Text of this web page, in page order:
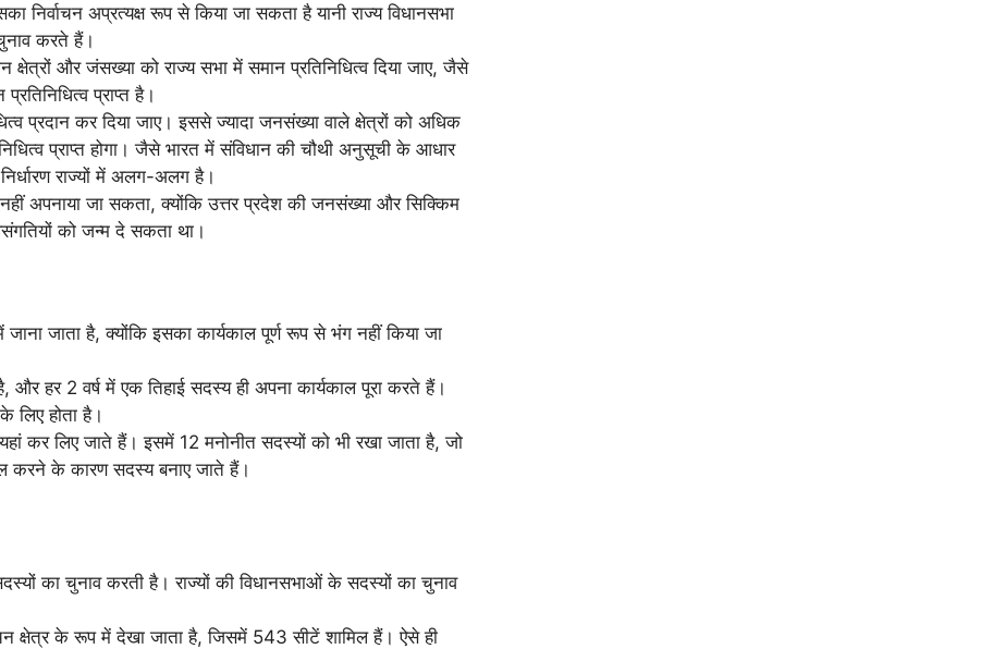
निर्वाचन अप्रत्यक्ष रूप से किया जा सकता है यानी राज्य विधानसभा
करते हैं।
क्षेत्रों और जंसख्या को राज्य सभा में समान प्रतिनिधित्व दिया जाए, जैसे
प्राप्त है।
प्रदान कर दिया जाए। इससे ज्यादा जनसंख्या वाले क्षेत्रों को अधिक
प्राप्त होगा। जैसे भारत में संविधान की चौथी अनुसूची के आधार
राज्यों में अलग-अलग है।
नहीं अपनाया जा सकता, क्योंकि उत्तर प्रदेश की जनसंख्या और सिक्किम
को जन्म दे सकता था।
जाता है, क्योंकि इसका कार्यकाल पूर्ण रूप से भंग नहीं किया जा
और हर 2 वर्ष में एक तिहाई सदस्य ही अपना कार्यकाल पूरा करते हैं।
लिए होता है।
कर लिए जाते हैं। इसमें 12 मनोनीत सदस्यों को भी रखा जाता है, जो
करने के कारण सदस्य बनाए जाते हैं।
का चुनाव करती है। राज्यों की विधानसभाओं के सदस्यों का चुनाव
क्षेत्र के रूप में देखा जाता है, जिसमें 543 सीटें शामिल हैं। ऐसे ही